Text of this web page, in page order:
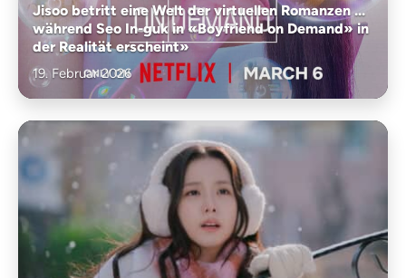
Jisoo betritt eine Welt der virtuellen Romanzen ...
während Seo In-guk in «Boyfriend on Demand» in
der Realität erscheint»
19. Februar 2026